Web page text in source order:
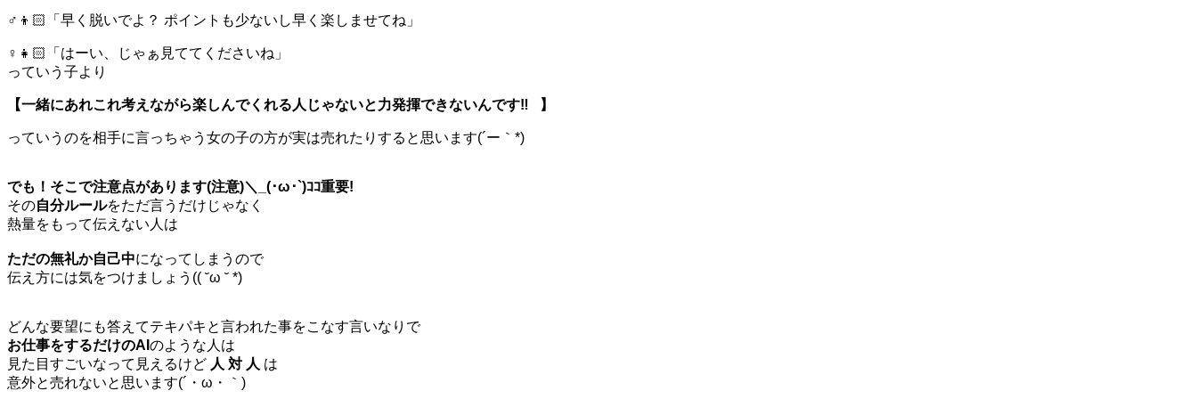
♂👦🏻「早く脱いでよ？ ポイントも少ないし早く楽しませてね」
♀👧🏻「はーい、じゃぁ見ててくださいね」
っていう子より
【一緒にあれこれ考えながら楽しんでくれる人じゃないと力発揮できないんです‼️⠀】
っていうのを相手に言っちゃう女の子の方が実は売れたりすると思います(´ー｀*)
でも！そこで注意点があります(注意)＼_(･ω･`)ｺｺ重要!
その自分ルールをただ言うだけじゃなく
熱量をもって伝えない人は
ただの無礼か自己中になってしまうので
伝え方には気をつけましょう(( ˘ω ˘ *)
どんな要望にも答えてテキパキと言われた事をこなす言いなりで
お仕事をするだけのAI のような人は
見た目すごいなって見えるけど 人 対 人 は
意外と売れないと思います(´・ω・｀)